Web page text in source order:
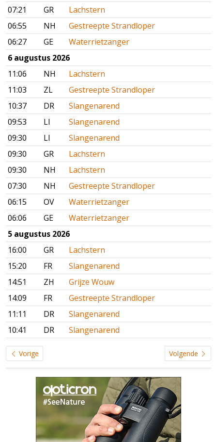
07:21
GR
Lachstern
06:55
NH
Gestreepte Strandloper
06:27
GE
Waterrietzanger
6 augustus 2026
11:06
NH
Lachstern
11:03
ZL
Gestreepte Strandloper
10:37
DR
Slangenarend
09:53
LI
Slangenarend
09:30
LI
Slangenarend
09:30
GR
Lachstern
09:30
NH
Lachstern
07:30
NH
Gestreepte Strandloper
06:15
OV
Waterrietzanger
06:06
GE
Waterrietzanger
5 augustus 2026
16:00
GR
Lachstern
15:20
FR
Slangenarend
14:51
ZH
Grijze Wouw
14:09
FR
Gestreepte Strandloper
11:11
DR
Slangenarend
10:41
DR Slangenarend
Vorige Volgende